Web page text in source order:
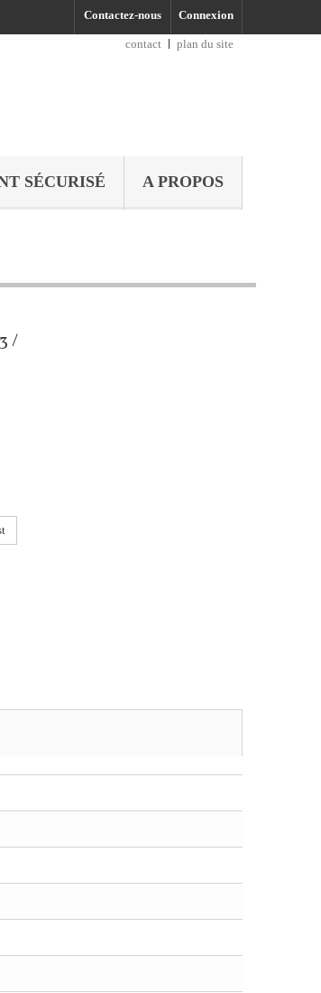
Connexion
Contactez-nous
contact
plan du site
SÉCURISÉ A PROPOS
/